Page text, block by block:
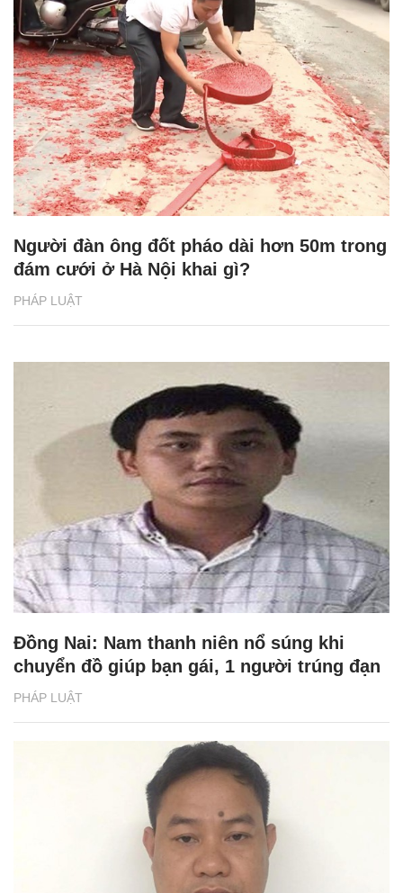
PHÁP LUẬT
Người đàn ông đốt pháo dài hơn 50m trong
đám cưới ở Hà Nội khai gì?
PHÁP LUẬT
Đồng Nai: Nam thanh niên nổ súng khi
chuyển đồ giúp bạn gái, 1 người trúng đạn